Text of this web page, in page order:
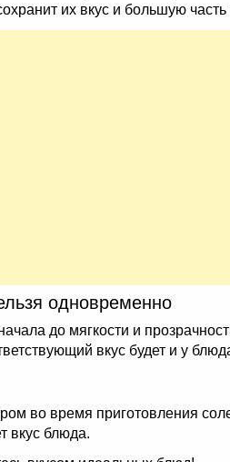
их вкус и большую
одновременно
до мягкости и
вкус будет и у
во время приготовления
вкус блюда.